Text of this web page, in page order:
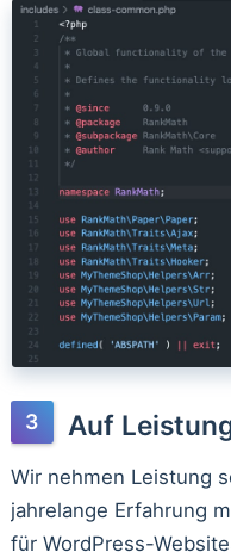
Auf
Wir nehmen Leistung
jahrelange Erfahrung
für WordPress-